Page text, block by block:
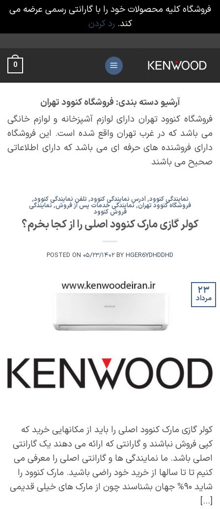
فروشگاه کلیه محصولات خود را با گارانتی رسمی عرضه می
کند. رد کردن
content
0
آرشیو دسته بندی: فروشگاه کنوود تهران
فروشگاه کنوود تهران دارای لوازم آشپزخانه و لوازم خانگی
می باشد که در غرب تهران واقع شده است. این فروشگاه
دارای فروشنده های حرفه ای می باشد که دارای اطلاعاتی
صحیح می باشند
نمایندگی کنوود,آدرس نمایندگی کنوود, تلفن نمایندگی کنوود,
فروشگاه کنوود تهران,نمایندگی خدمات پس از فروش,نمایندگی
فروش کنوود
کولر گازی مارک کنوود اصلی را از کجا بخرم؟
POSTED ON ۰۵/۲۳/۱۴۰۲ BY HGER6YDHDDHD
۲۳
مرداد
کولر گازی مارک کنوود اصلی را باید از مکانهایی خرید که
کپی فروش نباشند و گارانتی که ارائه می دهند یک گارانتی
اصلی باشد. ما نمایندگی ها و گارانتی اصلی را معرفی می
کنیم تا تا سالها از خرید خود راضی باشید. مارک کنوود را
شاید ۹۰% جهان بشناسند چون از مارک های خیلی قدیمی
[…]